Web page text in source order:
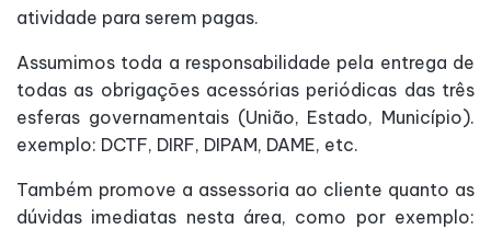
atividade para serem pagas.
Assumimos toda a responsabilidade pela entrega de
todas as obrigações acessórias periódicas das três
esferas governamentais (União, Estado, Município).
exemplo: DCTF, DIRF, DIPAM, DAME, etc.
Também promove a assessoria ao cliente quanto as
dúvidas imediatas nesta área, como por exemplo: